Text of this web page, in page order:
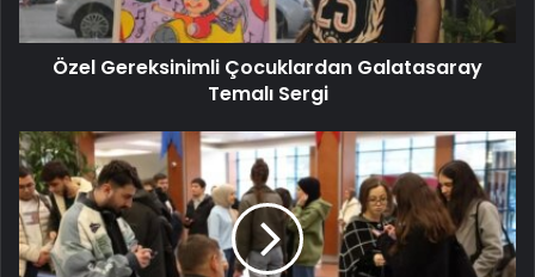
Özel Gereksinimli Çocuklardan Galatasaray
Temalı Sergi